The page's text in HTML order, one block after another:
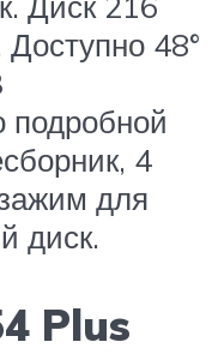
48°
подробной
4
для
диск.
Plus